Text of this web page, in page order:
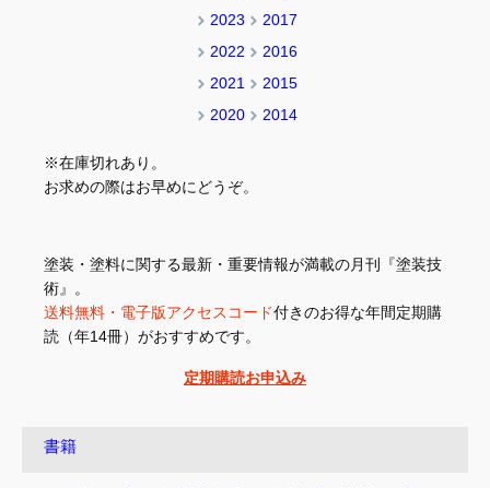
2023
2022
2021
2020
2017
2016
2015
2014
※在庫切れあり。
お求めの際はお早めにどうぞ。
塗装・塗料に関する最新・重要情報が満載の月刊『塗装技
術』。
送料無料・電子版アクセスコード付きのお得な年間定期購
読（年14冊）がおすすめです。
定期購読お申込み
書籍